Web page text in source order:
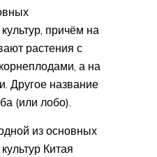
причём на
растения с
а на
Другое название
(или лобо).
из основных
Китая